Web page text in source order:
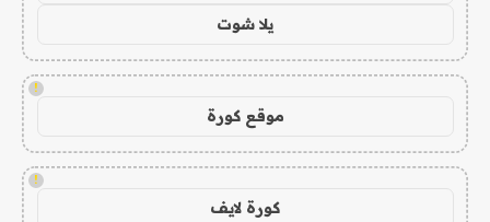
يلا شوت
!
موقع كورة
!
كورة لايف